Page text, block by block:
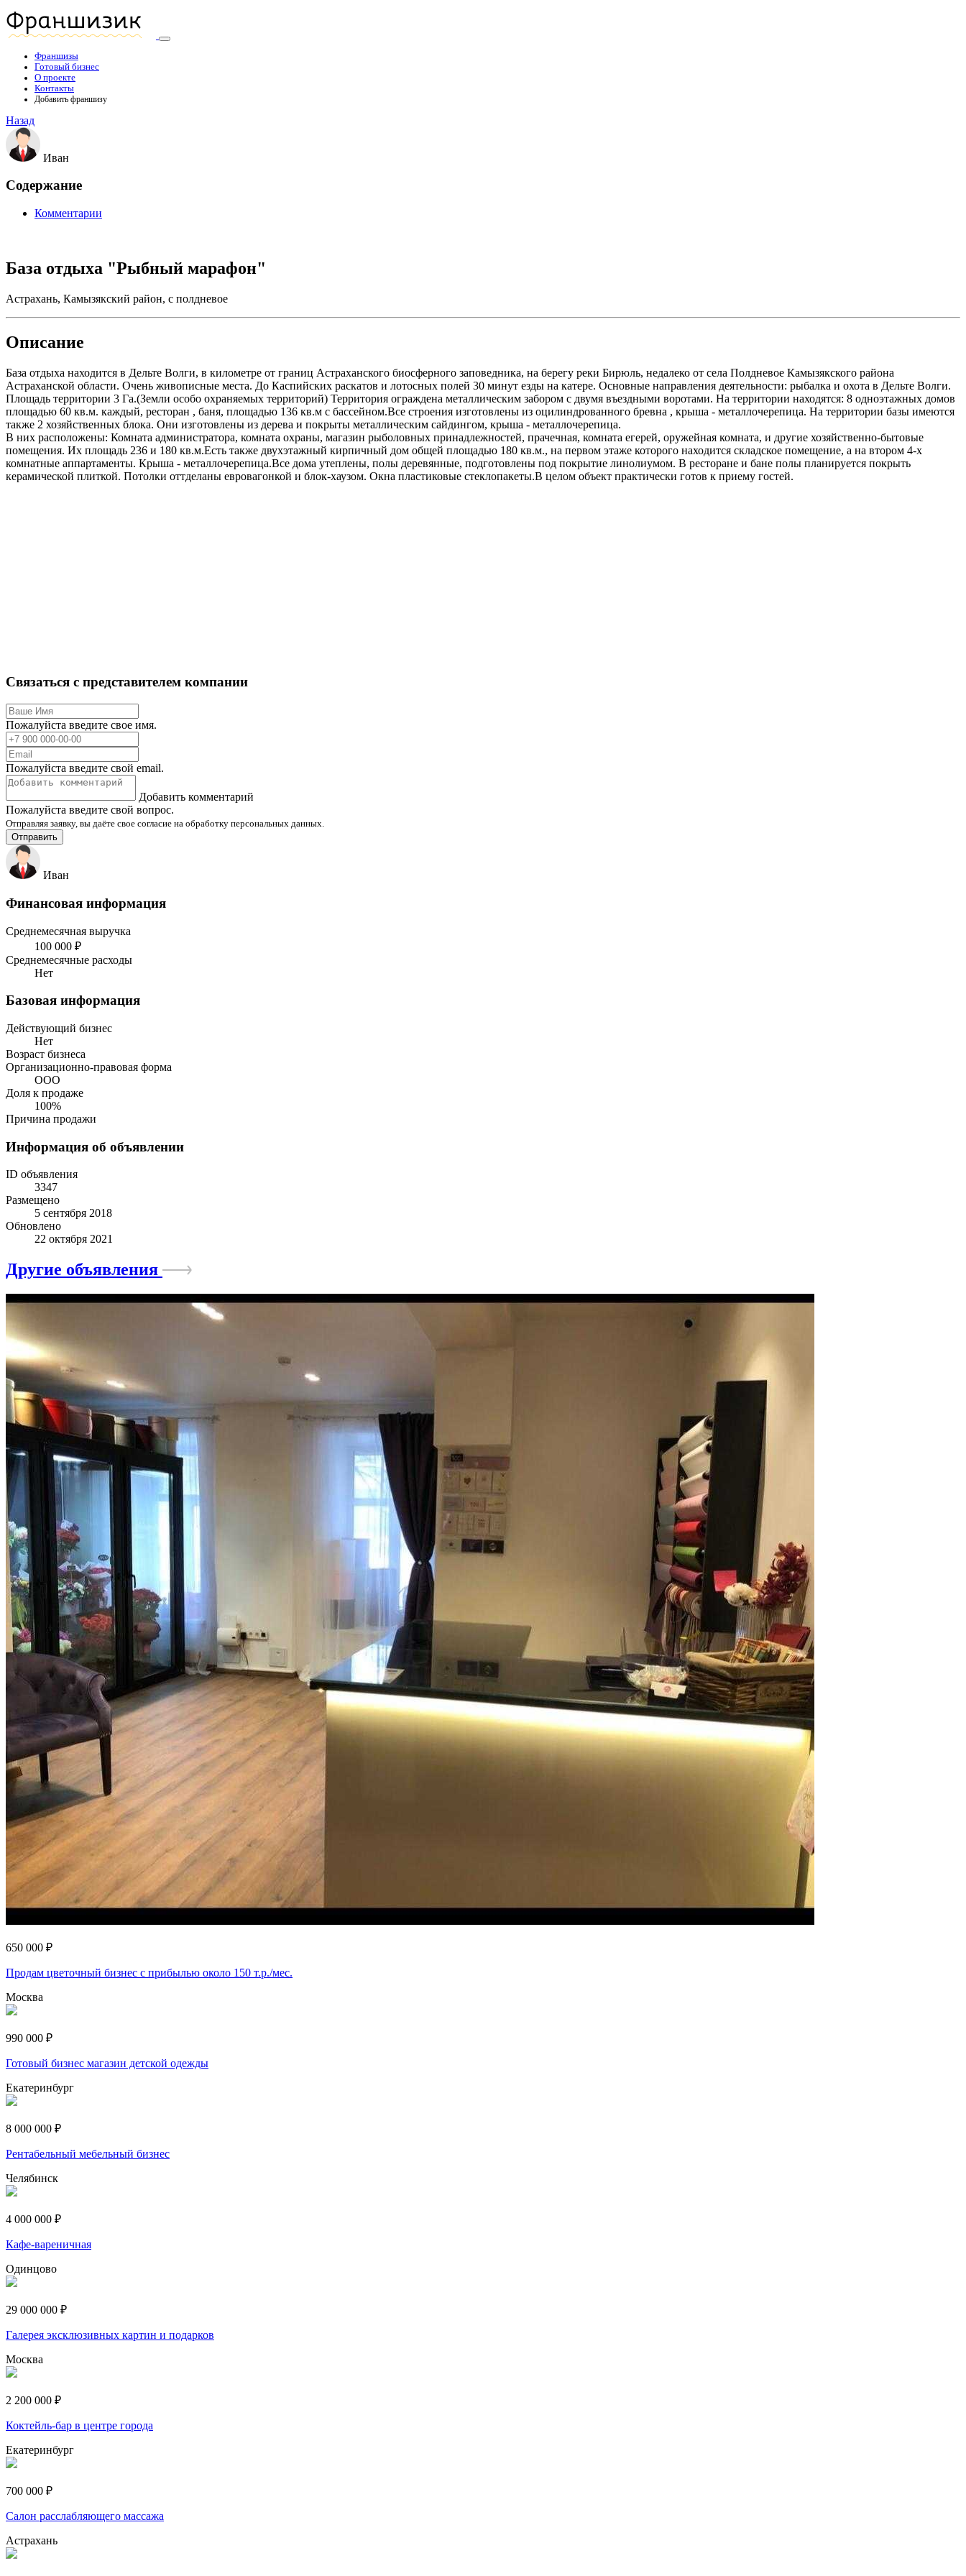
Франшизы
Готовый бизнес
О проекте
Контакты
Добавить франшизу
Назад
Иван
Содержание
Комментарии
База отдыха "Рыбный марафон"
Астрахань, Камызякский район, с полдневое
Описание
База отдыха находится в Дельте Волги, в километре от границ Астраханского биосферного заповедника, на берегу реки Бирюль, недалеко от села Полдневое Камызякского района
Астраханской области. Очень живописные места. До Каспийских раскатов и лотосных полей 30 минут езды на катере. Основные направления деятельности: рыбалка и охота в Дельте Волги.
Площадь территории 3 Га.(Земли особо охраняемых территорий) Территория ограждена металлическим забором с двумя въездными воротами. На территории находятся: 8 одноэтажных домов
площадью 60 кв.м. каждый, ресторан , баня, площадью 136 кв.м с бассейном.Все строения изготовлены из оцилиндрованного бревна , крыша - металлочерепица. На территории базы имеются
также 2 хозяйственных блока. Они изготовлены из дерева и покрыты металлическим сайдингом, крыша - металлочерепица.
В них расположены: Комната администратора, комната охраны, магазин рыболовных принадлежностей, прачечная, комната егерей, оружейная комната, и другие хозяйственно-бытовые
помещения. Их площадь 236 и 180 кв.м.Есть также двухэтажный кирпичный дом общей площадью 180 кв.м., на первом этаже которого находится складское помещение, а на втором 4-х
комнатные аппартаменты. Крыша - металлочерепица.Все дома утеплены, полы деревянные, подготовлены под покрытие линолиумом. В ресторане и бане полы планируется покрыть
керамической плиткой. Потолки оттделаны евровагонкой и блок-хаузом. Окна пластиковые стеклопакеты.В целом объект практически готов к приему гостей.
Связаться с представителем компании
Пожалуйста введите свое имя.
Пожалуйста введите свой email.
Добавить комментарий
Пожалуйста введите свой вопрос.
Отправляя заявку, вы даёте свое согласие на обработку персональных данных.
Отправить
Иван
Финансовая информация
Среднемесячная выручка
100 000 ₽
Среднемесячные расходы
Нет
Базовая информация
Действующий бизнес
Нет
Возраст бизнеса
Организационно-правовая форма
ООО
Доля к продаже
100%
Причина продажи
Информация об объявлении
ID объявления
3347
Размещено
5 сентября 2018
Обновлено
22 октября 2021
Другие объявления
650 000 ₽
Продам цветочный бизнес с прибылью около 150 т.р./мес.
Москва
990 000 ₽
Готовый бизнес магазин детской одежды
Екатеринбург
8 000 000 ₽
Рентабельный мебельный бизнес
Челябинск
4 000 000 ₽
Кафе-вареничная
Одинцово
29 000 000 ₽
Галерея эксклюзивных картин и подарков
Москва
2 200 000 ₽
Коктейль-бар в центре города
Екатеринбург
700 000 ₽
Салон расслабляющего массажа
Астрахань